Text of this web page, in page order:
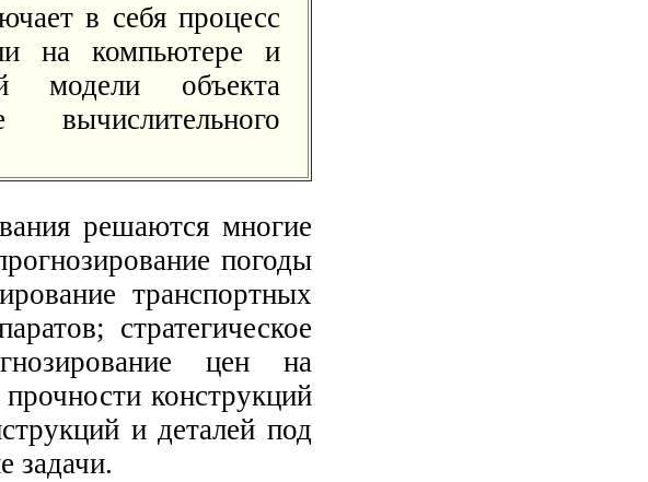
в себя процесс
на компьютере и
модели объекта
решаются многие
погоды
транспортных
стратегическое
цен на
конструкций
и деталей под
задачи.